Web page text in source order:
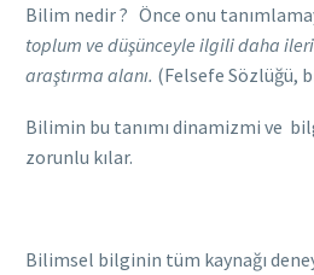
Bilim nedir ? Önce onu
toplum ve düşünceyle ilgili daha
araştırma alanı. (Felsefe Sözlüğü,
Bilimin bu tanımı dinamizmi ve
zorunlu kılar.
Bilimsel bilginin tüm kaynağı